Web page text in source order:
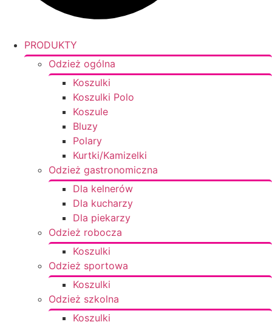
PRODUKTY
Odzież ogólna
Koszulki
Koszulki Polo
Koszule
Bluzy
Polary
Kurtki/Kamizelki
Odzież gastronomiczna
Dla kelnerów
Dla kucharzy
Dla piekarzy
Odzież robocza
Koszulki
Odzież sportowa
Koszulki
Odzież szkolna
Koszulki